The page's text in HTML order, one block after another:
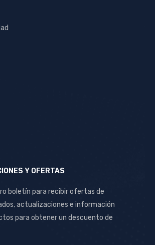
Y OFERTAS
boletín para recibir ofertas de
actualizaciones e información
para obtener un descuento de